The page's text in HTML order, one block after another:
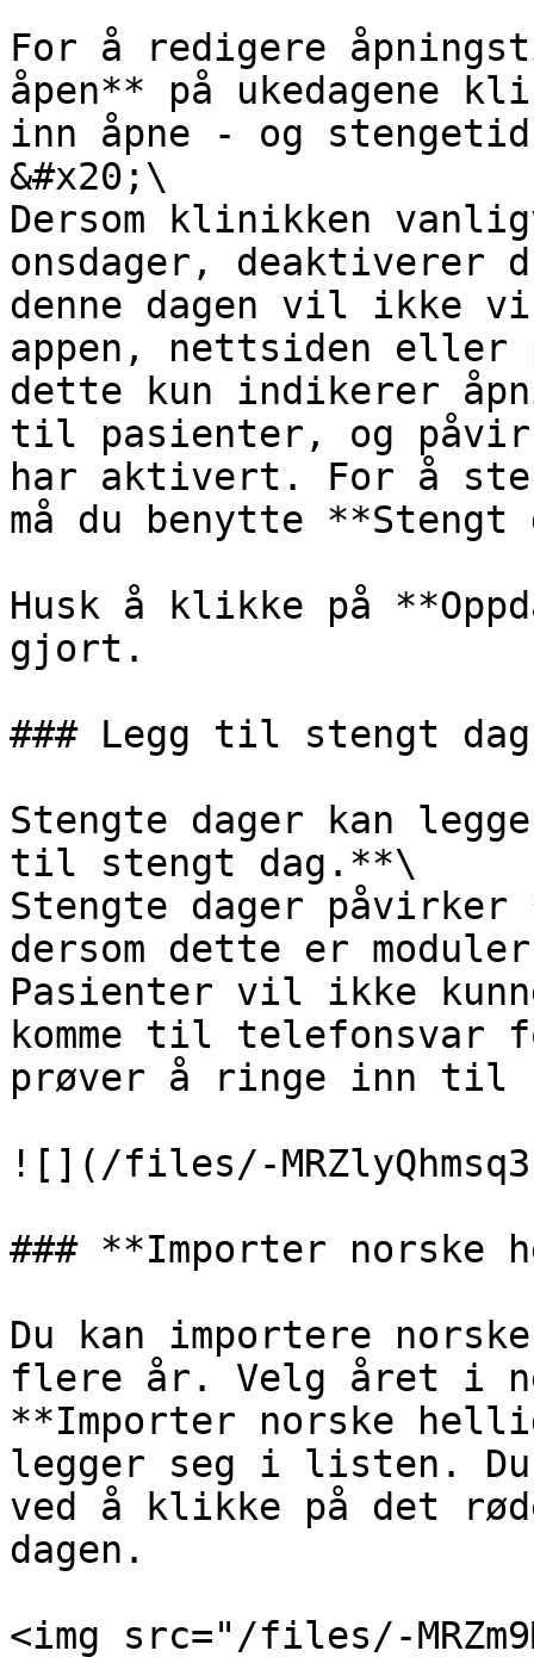
For å redigere
åpen** på ukedagene
inn åpne - og
&#x20;\
Dersom klinikken
onsdager, deaktiverer
denne dagen vil ikke
appen, nettsiden eller
dette kun indikerer
til pasienter, og
har aktivert. For å
må du benytte **Stengt
Husk å klikke på
gjort.
### Legg til stengt dag
Stengte dager kan
til stengt dag.**\
Stengte dager
dersom dette er
Pasienter vil ikke
komme til telefonsvar
prøver å ringe inn til
![](/files/-
### **Importer norske
Du kan importere
flere år. Velg året i
**Importer norske
legger seg i listen.
ved å klikke på det
dagen.
<img src="/files/-